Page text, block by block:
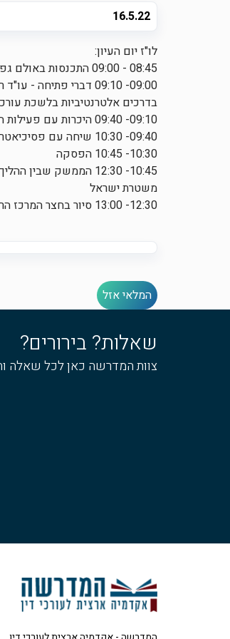
16.5.22
לו"ז יום העיון:
08:45 - 09:00 התכנסות באולם גפן- מרכז רפואי אברבנאל
09:00- 09:10 דברי
בדרכים אלטרנטיביות בלשכת
09:10- 09:40 היכרות עם פעילות המרכז הרפואי - ד"ר יעל דליהו , סגנית מנהל המרכז הרפואי אברבנאל .
09:40- 10:30 שיחה עם פסיכיאטר ואו סיור בחצר
10:30- 10:45 הפסקה
10:45- 12:30 הממשק
משטרת ישראל
12:30- 13:00 סיור בחצר המרכז הרפואי ושיחה עם מטופל .
המלאי אזל
שאלות? בירורים?
צוות המדרשה כאן לכל שאלה